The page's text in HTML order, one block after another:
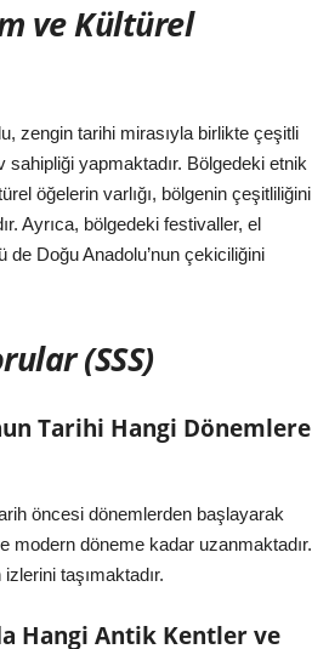
ve Kültürel
zengin tarihi mirasıyla birlikte çeşitli
sahipliği yapmaktadır. Bölgedeki etnik
öğelerin varlığı, bölgenin çeşitliliğini
Ayrıca, bölgedeki festivaller, el
de Doğu Anadolu’nun çekiciliğini
(SSS)
Tarihi Hangi Dönemlere
öncesi dönemlerden başlayarak
modern döneme kadar uzanmaktadır.
taşımaktadır.
Hangi Antik Kentler ve